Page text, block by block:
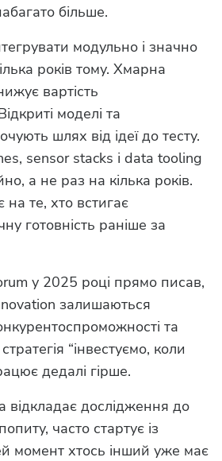
більше.
модульно і значно
років тому. Хмарна
вартість
моделі та
шлях від ідеї до тесту.
sensor stacks і data tooling
а не раз на кілька років.
те, хто встигає
готовність раніше за
у 2025 році прямо писав,
залишаються
та
“інвестуємо, коли
дедалі гірше.
відкладає дослідження до
часто стартує із
момент хтось інший уже має